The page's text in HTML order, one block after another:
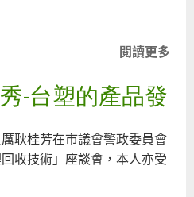
閱讀更多
-台塑的產品發
耿桂芳在市議會警政委員會
收技術」座談會，本人亦受